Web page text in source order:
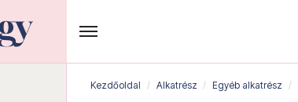
Kezdőoldal Alkatrész Egyéb alkatrész